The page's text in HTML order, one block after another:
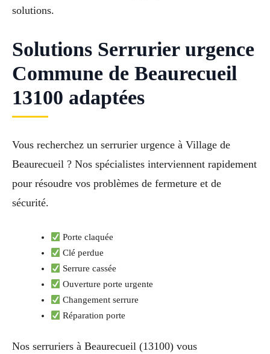
solutions.
Solutions Serrurier urgence
Commune de Beaurecueil
13100 adaptées
Vous recherchez un serrurier urgence à Village de
Beaurecueil ? Nos spécialistes interviennent rapidement
pour résoudre vos problèmes de fermeture et de
sécurité.
Porte claquée
Clé perdue
Serrure cassée
Ouverture porte urgente
Changement serrure
Réparation porte
Nos serruriers à Beaurecueil (13100) vous